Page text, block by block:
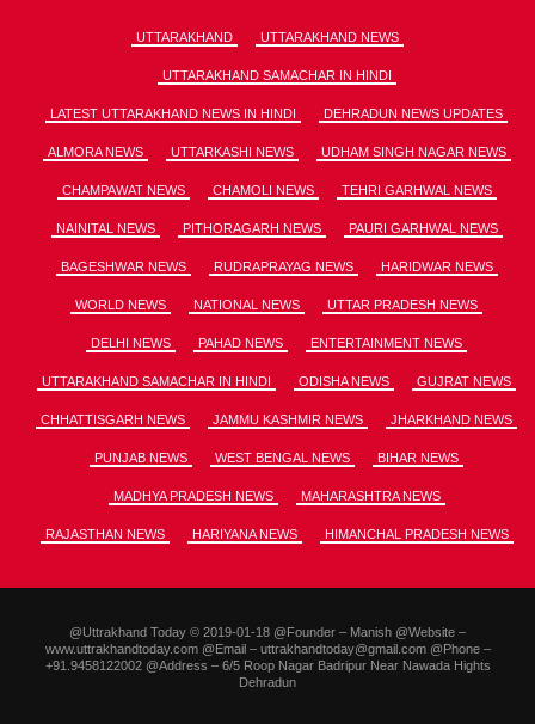
UTTARAKHAND UTTARAKHAND NEWS
UTTARAKHAND SAMACHAR IN HINDI
LATEST UTTARAKHAND NEWS IN HINDI DEHRADUN NEWS UPDATES
ALMORA NEWS UTTARKASHI NEWS UDHAM SINGH NAGAR NEWS
CHAMPAWAT NEWS CHAMOLI NEWS TEHRI GARHWAL NEWS
NAINITAL NEWS PITHORAGARH NEWS PAURI GARHWAL NEWS
BAGESHWAR NEWS RUDRAPRAYAG NEWS HARIDWAR NEWS
WORLD NEWS NATIONAL NEWS UTTAR PRADESH NEWS
DELHI NEWS PAHAD NEWS ENTERTAINMENT NEWS
UTTARAKHAND SAMACHAR IN HINDI ODISHA NEWS GUJRAT NEWS
CHHATTISGARH NEWS JAMMU KASHMIR NEWS JHARKHAND NEWS
PUNJAB NEWS WEST BENGAL NEWS BIHAR NEWS
MADHYA PRADESH NEWS MAHARASHTRA NEWS
RAJASTHAN NEWS HARIYANA NEWS HIMANCHAL PRADESH NEWS
@Uttrakhand Today © 2019-01-18 @Founder – Manish @Website –
www.uttrakhandtoday.com @Email – uttrakhandtoday@gmail.com @Phone –
+91.9458122002 @Address – 6/5 Roop Nagar Badripur Near Nawada Hights
Dehradun